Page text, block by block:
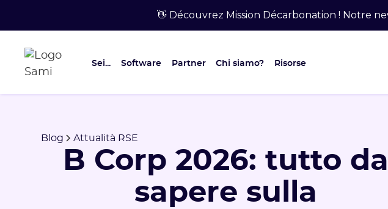
👋 Découvrez Mission Décarbonation ! Notre
Sei... Software Partner Chi siamo? Risorse
Blog Attualità RSE
B Corp 2026: tutto da
sapere sulla